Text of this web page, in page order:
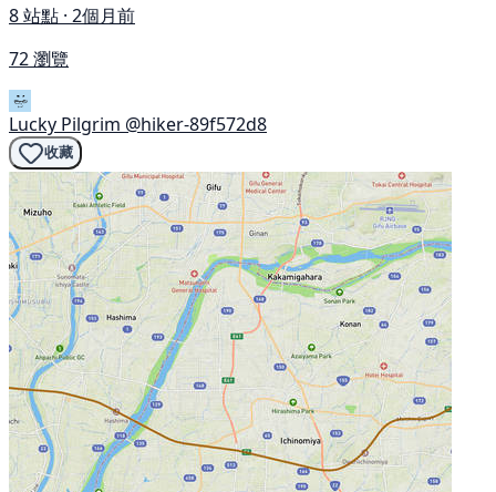
8 站點 · 2個月前
72 瀏覽
Lucky Pilgrim @hiker-89f572d8
收藏